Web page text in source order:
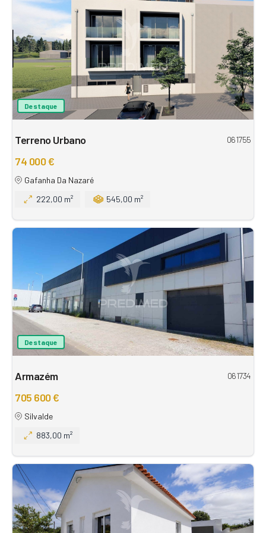
Destaque
Terreno Urbano 061755
74 000 €
Gafanha Da Nazaré
222,00 m²
545,00 m²
Destaque
Armazém 061734
705 600 €
Silvalde
883,00 m²